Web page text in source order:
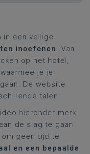
in een veilige
inoefenen. Van
op het hotel,
je je
De website
talen.
hieronder merk
de slag te gaan.
om geen tijd te
en een bepaalde